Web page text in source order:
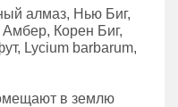
алмаз, Нью Биг,
Корен Биг,
Lycium barbarum,
в землю